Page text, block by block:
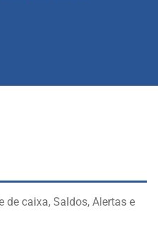
de caixa, Saldos, Alertas e